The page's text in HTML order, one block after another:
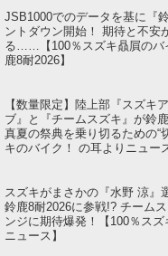
JSB1000でのデータを基に『
ントダウン開始！ 期待と不安
る……【100％スズキ贔屓のバ
鹿8耐2026】
【数量限定】陸上部『スズキ
ブ』と『チームスズキ』が鈴
真夏の祭典を乗り切るための“
キのバイク！ の耳よりニュー
スズキがまさかの『水野 涼』
鈴鹿8耐2026に参戦!? チーム
ンジに期待爆発！【100％スズ
ニュース】